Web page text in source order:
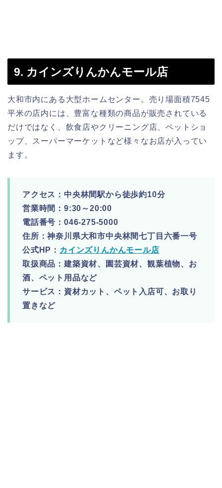
9. カインズりんかんモール店
大和市内にある大型ホームセンター。売り場面積7545
平米の店内には、豊富な種類の商品が販売されている
だけではなく、飲食店やクリーニング店、ペットショ
ップ、スーパーマーケットなど様々なお店が入ってい
ます。
アクセス：中央林間駅から徒歩約10分
営業時間：9:30～20:00
電話番号：046-275-5000
住所：神奈川県大和市中央林間七丁目六番一号
公式HP： カインズりんかんモール店
取扱商品：建築資材、園芸資材、観葉植物、お
酒、ペット用品など
サービス：資材カット、ペット入店可、お取り
置きなど